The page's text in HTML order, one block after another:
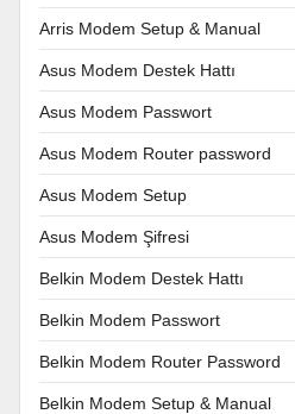
Arris Modem Setup & Manual
Asus Modem Destek Hattı
Asus Modem Passwort
Asus Modem Router password
Asus Modem Setup
Asus Modem Şifresi
Belkin Modem Destek Hattı
Belkin Modem Passwort
Belkin Modem Router Password
Belkin Modem Setup & Manual